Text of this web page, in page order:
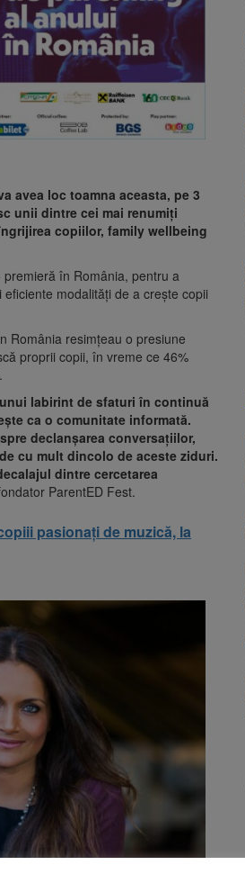
avea loc toamna aceasta, pe 3
unii dintre cei mai renumiți
copiilor, family wellbeing
în România, pentru a
modalități de a crește copii
România resimțeau o presiune
proprii copii, în vreme ce 46%
labirint de sfaturi în continuă
ca o comunitate informată.
declanșarea conversațiilor,
cu mult dincolo de aceste ziduri.
dintre cercetarea
ParentED Fest.
pasionați de muzică, la